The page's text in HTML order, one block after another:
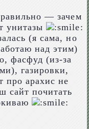
— зачем
унитазы
(я сама, но
над этим)
фасфуд (из-за
газировки,
про арахис не
сайт почитать